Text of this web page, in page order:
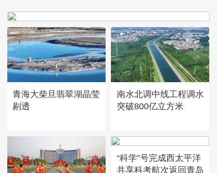
青海大柴旦翡翠湖晶莹
剔透
南水北调中线工程调水
突破800亿立方米
“科学”号完成西太平洋
共享科考航次返回青岛